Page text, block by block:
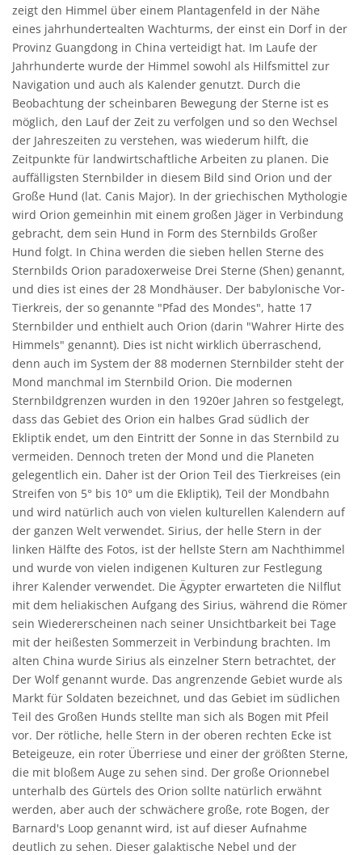
zeigt den Himmel über einem Plantagenfeld in der Nähe
eines jahrhundertealten Wachturms, der einst ein Dorf in der
Provinz Guangdong in China verteidigt hat. Im Laufe der
Jahrhunderte wurde der Himmel sowohl als Hilfsmittel zur
Navigation und auch als Kalender genutzt. Durch die
Beobachtung der scheinbaren Bewegung der Sterne ist es
möglich, den Lauf der Zeit zu verfolgen und so den Wechsel
der Jahreszeiten zu verstehen, was wiederum hilft, die
Zeitpunkte für landwirtschaftliche Arbeiten zu planen. Die
auffälligsten Sternbilder in diesem Bild sind Orion und der
Große Hund (lat. Canis Major). In der griechischen Mythologie
wird Orion gemeinhin mit einem großen Jäger in Verbindung
gebracht, dem sein Hund in Form des Sternbilds Großer
Hund folgt. In China werden die sieben hellen Sterne des
Sternbilds Orion paradoxerweise Drei Sterne (Shen) genannt,
und dies ist eines der 28 Mondhäuser. Der babylonische Vor-
Tierkreis, der so genannte "Pfad des Mondes", hatte 17
Sternbilder und enthielt auch Orion (darin "Wahrer Hirte des
Himmels" genannt). Dies ist nicht wirklich überraschend,
denn auch im System der 88 modernen Sternbilder steht der
Mond manchmal im Sternbild Orion. Die modernen
Sternbildgrenzen wurden in den 1920er Jahren so festgelegt,
dass das Gebiet des Orion ein halbes Grad südlich der
Ekliptik endet, um den Eintritt der Sonne in das Sternbild zu
vermeiden. Dennoch treten der Mond und die Planeten
gelegentlich ein. Daher ist der Orion Teil des Tierkreises (ein
Streifen von 5° bis 10° um die Ekliptik), Teil der Mondbahn
und wird natürlich auch von vielen kulturellen Kalendern auf
der ganzen Welt verwendet. Sirius, der helle Stern in der
linken Hälfte des Fotos, ist der hellste Stern am Nachthimmel
und wurde von vielen indigenen Kulturen zur Festlegung
ihrer Kalender verwendet. Die Ägypter erwarteten die Nilflut
mit dem heliakischen Aufgang des Sirius, während die Römer
sein Wiedererscheinen nach seiner Unsichtbarkeit bei Tage
mit der heißesten Sommerzeit in Verbindung brachten. Im
alten China wurde Sirius als einzelner Stern betrachtet, der
Der Wolf genannt wurde. Das angrenzende Gebiet wurde als
Markt für Soldaten bezeichnet, und das Gebiet im südlichen
Teil des Großen Hunds stellte man sich als Bogen mit Pfeil
vor. Der rötliche, helle Stern in der oberen rechten Ecke ist
Beteigeuze, ein roter Überriese und einer der größten Sterne,
die mit bloßem Auge zu sehen sind. Der große Orionnebel
unterhalb des Gürtels des Orion sollte natürlich erwähnt
werden, aber auch der schwächere große, rote Bogen, der
Barnard's Loop genannt wird, ist auf dieser Aufnahme
deutlich zu sehen. Dieser galaktische Nebel und der